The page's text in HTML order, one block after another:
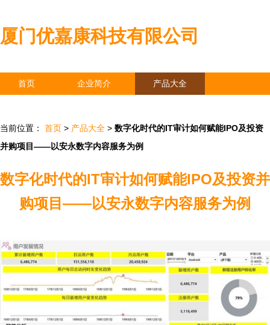
厦门优嘉康科技有限公司
首页 企业简介 产品大全
当前位置： 首页 > 产品大全 > 数字化时代的IT审计如何赋能IPO及投资
并购项目——以安永数字内容服务为例
数字化时代的IT审计如何赋能IPO及投资并
购项目——以安永数字内容服务为例